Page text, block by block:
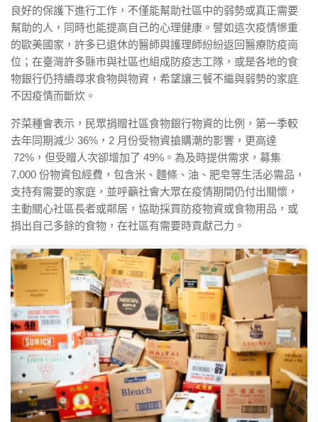
良好的保護下進行工作，不僅能幫助社區中的弱勢或真正需要
幫助的人，同時也能提高自己的心理健康。譬如這次疫情慘重
的歐美國家，許多已退休的醫師與護理師紛紛返回醫療防疫崗
位；在臺灣許多縣市與社區也組成防疫志工隊，或是各地的食
物銀行仍持續尋求食物與物資，希望讓三餐不繼與弱勢的家庭
不因疫情而斷炊。
芥菜種會表示，民眾捐贈社區食物銀行物資的比例，第一季較
去年同期減少 36%，2 月份受物資搶購潮的影響，更高達
72%，但受贈人次卻增加了 49%。為及時提供需求，募集
7,000 份物資包經費，包含米、麵條、油、肥皂等生活必需品，
支持有需要的家庭，並呼籲社會大眾在疫情期間仍付出關懷，
主動關心社區長者或鄰居，協助採買防疫物資或食物用品，或
捐出自己多餘的食物，在社區有需要時貢獻己力。